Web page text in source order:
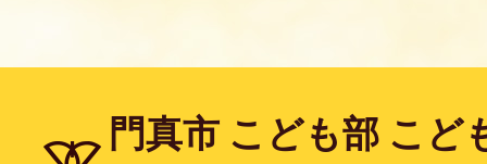
門真市 こども部 こど